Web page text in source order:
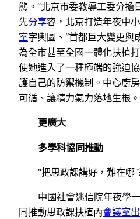
態。”北京市委教導工委分擔
先分享容，北京打造年夜中
室字輿圖、“首都巨大變更與
為全市甚至全國一體化扶植
使她進入了一種極端的強迫
護自己的防禦機制。中心廚
可循、讓精力氣力落地生根。
更廣大
多學科協同推動
“把思政課講好，難在哪
中國社會迷信院年夜學
同推動思政課扶植內會議室